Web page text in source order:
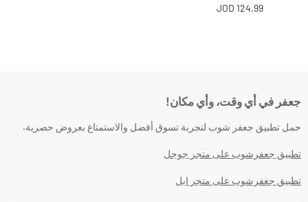
124.99 JOD
جعفر في أي وقت، وأي مكان!
حمل تطبيق جعفر شوب لتجربة تسوق أفضل والاستمتاع بعروض حصرية.
تطبيق جعفرشوب على متجر جوجل
تطبيق جعفرشوب على متجر ابل